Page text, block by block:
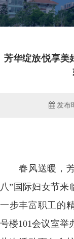
芳华绽放·悦享
发布
春风送暖，
八”国际妇女节
一步丰富职工的
号楼101会议室举